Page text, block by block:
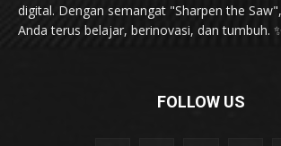
digital. Dengan semangat "Sharpen the
Anda terus belajar, berinovasi, dan tumbuh.
FOLLOW US